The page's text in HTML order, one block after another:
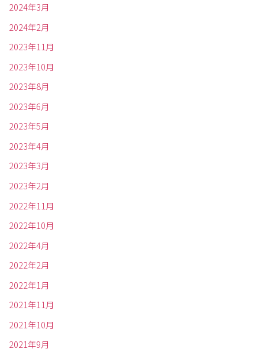
2024年3月
2024年2月
2023年11月
2023年10月
2023年8月
2023年6月
2023年5月
2023年4月
2023年3月
2023年2月
2022年11月
2022年10月
2022年4月
2022年2月
2022年1月
2021年11月
2021年10月
2021年9月